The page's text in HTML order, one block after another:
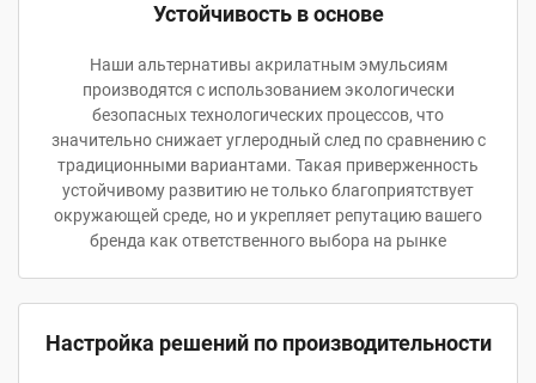
Устойчивость в основе
Наши альтернативы акрилатным эмульсиям
производятся с использованием экологически
безопасных технологических процессов, что
значительно снижает углеродный след по сравнению с
традиционными вариантами. Такая приверженность
устойчивому развитию не только благоприятствует
окружающей среде, но и укрепляет репутацию вашего
бренда как ответственного выбора на рынке
Настройка решений по производительности